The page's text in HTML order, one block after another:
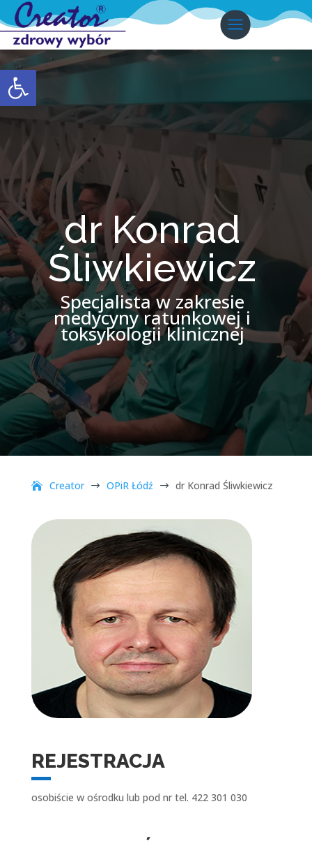
Otwórz pasek narzędzi
dr Konrad
Śliwkiewicz
Specjalista w zakresie
medycyny ratunkowej i
toksykologii klinicznej
Creator $ OPiR Łódź $ dr Konrad Śliwkiewicz
REJESTRACJA
osobiście w ośrodku lub pod nr tel. 422 301 030